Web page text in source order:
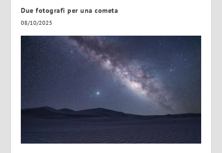
Due fotografi per una cometa
08/10/2025